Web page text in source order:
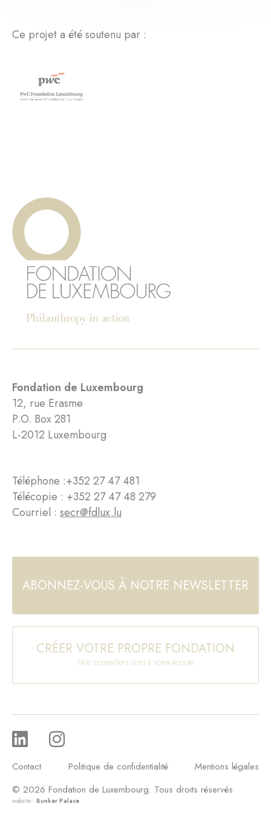
Ce projet a été soutenu par :
Fondation de Luxembourg
12, rue Erasme
P.O. Box 281
L-2012 Luxembourg
Téléphone :+352 27 47 481
Télécopie : +352 27 47 48 279
Courriel : secr@fdlux.lu
ABONNEZ-VOUS À NOTRE NEWSLETTER
CRÉER VOTRE PROPRE FONDATION
Nos conseillers sont à votre écoute
Contact Politique de confidentialité
Mentions légales
© 2026 Fondation de Luxembourg. Tous droits réservés
website : Bunker Palace